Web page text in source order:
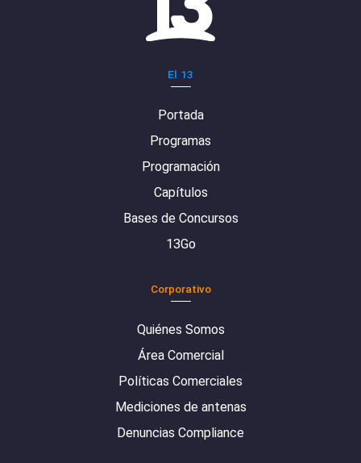
El 13
Portada
Programas
Programación
Capítulos
Bases de Concursos
13Go
Corporativo
Quiénes Somos
Área Comercial
Políticas Comerciales
Mediciones de antenas
Denuncias Compliance